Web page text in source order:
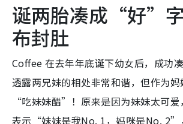
诞两胎凑成“好”
布封肚
Coffee 在去年年底诞下幼女后，成
透露两兄妹的相处非常和谐，但作为
“吃妹妹醋”！原来是因为妹妹太可
表示“妹妹是我No. 1，妈咪是No. 2”